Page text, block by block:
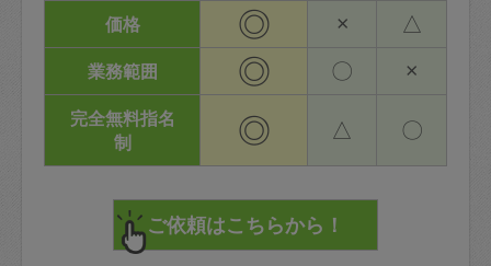
価格
◎ × △
業務範囲 ◎ 〇 ×
完全無料指名
制
◎ △ 〇